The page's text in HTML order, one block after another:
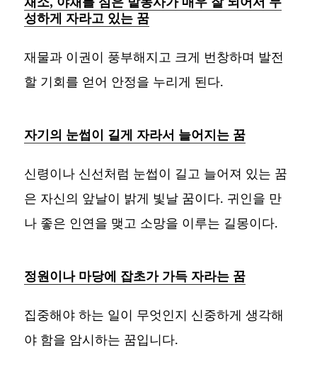
성하게 자라고 있는 꿈
재물과 이권이 풍부해지고 크게 번창하며 발전
할 기회를 얻어 안정을 누리게 된다.
자기의 눈썹이 길게 자라서 늘어지는 꿈
신령이나 신선처럼 눈썹이 길고 늘어져 있는 꿈
은 자신의 앞날이 밝게 빛날 꿈이다. 귀인을 만
나 좋은 인연을 맺고 소망을 이루는 길몽이다.
정원이나 마당에 잡초가 가득 자라는 꿈
집중해야 하는 일이 무엇인지 신중하게 생각해
야 함을 암시하는 꿈입니다.